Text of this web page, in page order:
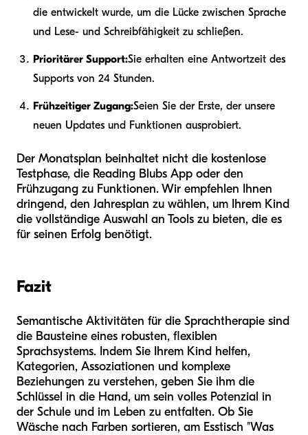
die entwickelt wurde, um die Lücke zwischen Sprache
und Lese- und Schreibfähigkeit zu schließen.
Prioritärer Support:Sie erhalten eine Antwortzeit des
Supports von 24 Stunden.
Frühzeitiger Zugang:Seien Sie der Erste, der unsere
neuen Updates und Funktionen ausprobiert.
Der Monatsplan beinhaltet nicht die kostenlose
Testphase, die Reading Blubs App oder den
Frühzugang zu Funktionen. Wir empfehlen Ihnen
dringend, den Jahresplan zu wählen, um Ihrem Kind
die vollständige Auswahl an Tools zu bieten, die es
für seinen Erfolg benötigt.
Fazit
Semantische Aktivitäten für die Sprachtherapie sind
die Bausteine eines robusten, flexiblen
Sprachsystems. Indem Sie Ihrem Kind helfen,
Kategorien, Assoziationen und komplexe
Beziehungen zu verstehen, geben Sie ihm die
Schlüssel in die Hand, um sein volles Potenzial in
der Schule und im Leben zu entfalten. Ob Sie
Wäsche nach Farben sortieren, am Esstisch "Was